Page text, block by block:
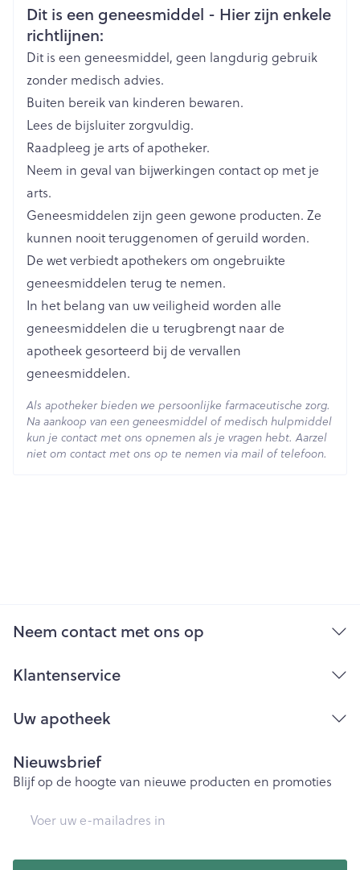
Organisaties
Merken Boiron
Breedte 17 mm
Lengte 62 mm
Diepte 15 mm
Hoeveelheid
Verpakking
4
Behoud Kamertemperatuur (15°C - 25°C)
Veiligheidsinformatie
Dit is een geneesmiddel - Hier zijn enkele
richtlijnen:
Dit is een geneesmiddel, geen langdurig gebruik
zonder medisch advies.
Buiten bereik van kinderen bewaren.
Lees de bijsluiter zorgvuldig.
Raadpleeg je arts of apotheker.
Neem in geval van bijwerkingen contact op met je
arts.
Geneesmiddelen zijn geen gewone producten. Ze
kunnen nooit teruggenomen of geruild worden.
De wet verbiedt apothekers om ongebruikte
geneesmiddelen terug te nemen.
In het belang van uw veiligheid worden alle
geneesmiddelen die u terugbrengt naar de
apotheek gesorteerd bij de vervallen
geneesmiddelen.
Als apotheker bieden we persoonlijke farmaceutische zorg.
Na aankoop van een geneesmiddel of medisch hulpmiddel
kun je contact met ons opnemen als je vragen hebt. Aarzel
niet om contact met ons op te nemen via mail of telefoon.
Neem contact met ons op
Klantenservice
Uw apotheek
Nieuwsbrief
Blijf op de hoogte van nieuwe producten en promoties